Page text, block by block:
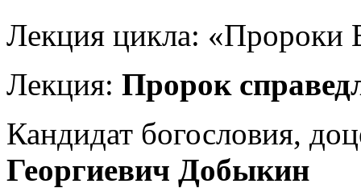
Лекция цикла: «Пророки
Лекция: Пророк
Кандидат богословия,
Георгиевич Добыкин